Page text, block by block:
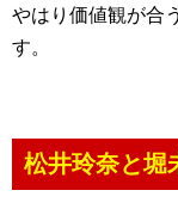
やはり価値観が合
す。
松井玲奈と堀